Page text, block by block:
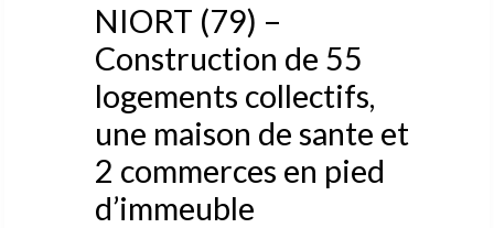
NIORT (79) –
Construction de 55
logements collectifs,
une maison de sante et
2 commerces en pied
d’immeuble